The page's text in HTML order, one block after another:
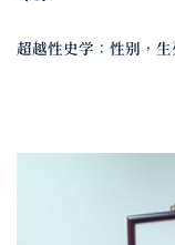
超越性史学：性别，